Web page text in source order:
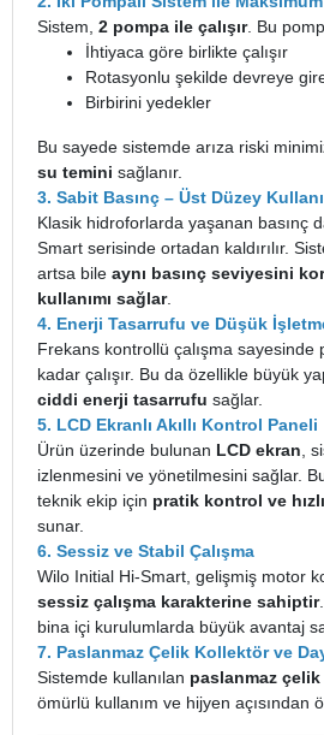
Sistem, 2 pompa ile çalışır. Bu
İhtiyaca göre birlikte çalışır
Rotasyonlu şekilde devreye
Birbirini yedekler
Bu sayede sistemde arıza riski
su temini sağlanır.
3. Sabit Basınç – Üst Düzey
Klasik hidroforlarda yaşanan basınç
Smart serisinde ortadan kaldırılır.
artsa bile aynı basınç seviyesini
kullanımı sağlar.
4. Enerji Tasarrufu ve Düşük
Frekans kontrollü çalışma sayesinde
kadar çalışır. Bu da özellikle büyük
ciddi enerji tasarrufu sağlar.
5. LCD Ekranlı Akıllı Kontrol Paneli
Ürün üzerinde bulunan LCD ekran ,
izlenmesini ve yönetilmesini sağlar.
teknik ekip için pratik kontrol ve
sunar.
6. Sessiz ve Stabil Çalışma
Wilo Initial Hi-Smart, gelişmiş motor
sessiz çalışma karakterine sahiptir
bina içi kurulumlarda büyük avantaj
7. Paslanmaz Çelik Kollektör ve
Sistemde kullanılan paslanmaz
ömürlü kullanım ve hijyen açısından